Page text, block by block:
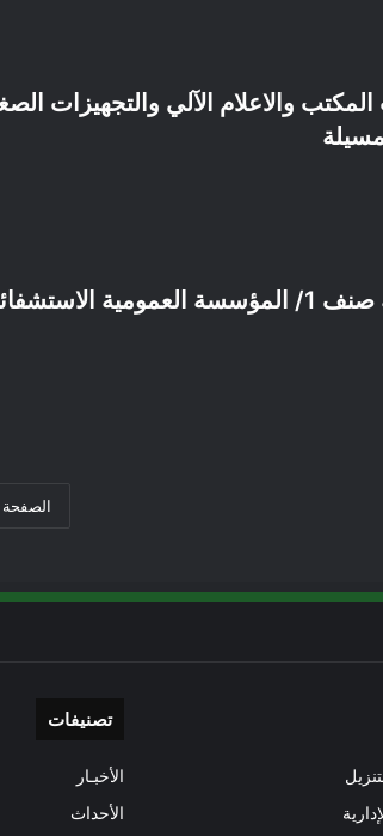
والاعلام الآلي والتجهيزات
إعلان عن توظيف بيولوجي في الصحة العمومية صنف 1/ المؤسسة العمومية
الصفحة
تصنيفات
الأخبـار
الأحداث